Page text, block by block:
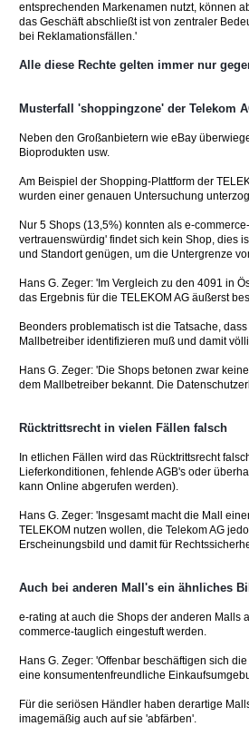
entsprechenden Markenamen nutzt, können
das Geschäft abschließt ist von zentraler
bei Reklamationsfällen.'
Alle diese Rechte gelten immer nur
Musterfall 'shoppingzone' der Telekom
Neben den Großanbietern wie eBay
Bioprodukten usw.
Am Beispiel der Shopping-Plattform der
wurden einer genauen Untersuchung
Nur 5 Shops (13,5%) konnten als e-
vertrauenswürdig' findet sich kein Shop, dies
und Standort genügen, um die Untergrenze
Hans G. Zeger: 'Im Vergleich zu den 4091 in
das Ergebnis für die TELEKOM AG äußerst
Beonders problematisch ist die Tatsache,
Mallbetreiber identifizieren muß und damit
Hans G. Zeger: 'Die Shops betonen zwar
dem Mallbetreiber bekannt. Die
Rücktrittsrecht in vielen Fällen falsch
In etlichen Fällen wird das Rücktrittsrecht
Lieferkonditionen, fehlende AGB's oder
kann Online abgerufen werden).
Hans G. Zeger: 'Insgesamt macht die Mall
TELEKOM nutzen wollen, die Telekom AG
Erscheinungsbild und damit für
Auch bei anderen Mall's ein ähnliches
e-rating at auch die Shops der anderen Malls
commerce-tauglich eingestuft werden.
Hans G. Zeger: 'Offenbar beschäftigen sich
eine konsumentenfreundliche
Für die seriösen Händler haben derartige
imagemäßig auch auf sie 'abfärben'.